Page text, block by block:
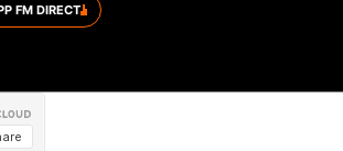
FM DIRECT